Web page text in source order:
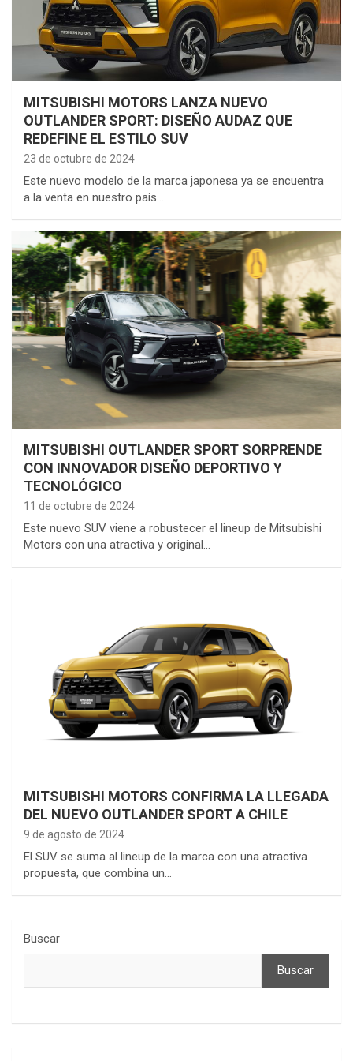
MITSUBISHI MOTORS LANZA NUEVO
OUTLANDER SPORT: DISEÑO AUDAZ QUE
REDEFINE EL ESTILO SUV
23 de octubre de 2024
Este nuevo modelo de la marca japonesa ya se encuentra
a la venta en nuestro país…
MITSUBISHI OUTLANDER SPORT SORPRENDE
CON INNOVADOR DISEÑO DEPORTIVO Y
TECNOLÓGICO
11 de octubre de 2024
Este nuevo SUV viene a robustecer el lineup de Mitsubishi
Motors con una atractiva y original…
MITSUBISHI MOTORS CONFIRMA LA LLEGADA
DEL NUEVO OUTLANDER SPORT A CHILE
9 de agosto de 2024
El SUV se suma al lineup de la marca con una atractiva
propuesta, que combina un…
Buscar
Buscar